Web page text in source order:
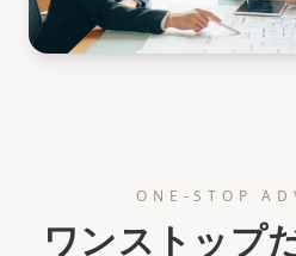
ONE-STOP
ワンストップ